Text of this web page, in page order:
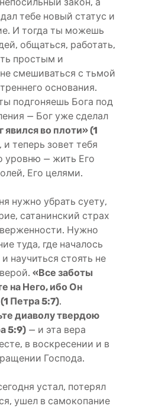
тебе новый статус и
И тогда ты можешь
общаться, работать,
простым и
смешиваться с тьмой
основания.
подгоняешь Бога под
— Бог уже сделал
явился во плоти» (1
, и теперь зовет тебя
уровню — жить Его
Его целями.
нужно убрать суету,
сатанинский страх
Нужно
туда, где началось
научиться стоять не
«Все заботы
на Него, ибо Он
Петра 5:7).
диаволу твердою
5:9) — и эта вера
в воскресении и в
Господа.
устал, потерял
ушел в самокопание